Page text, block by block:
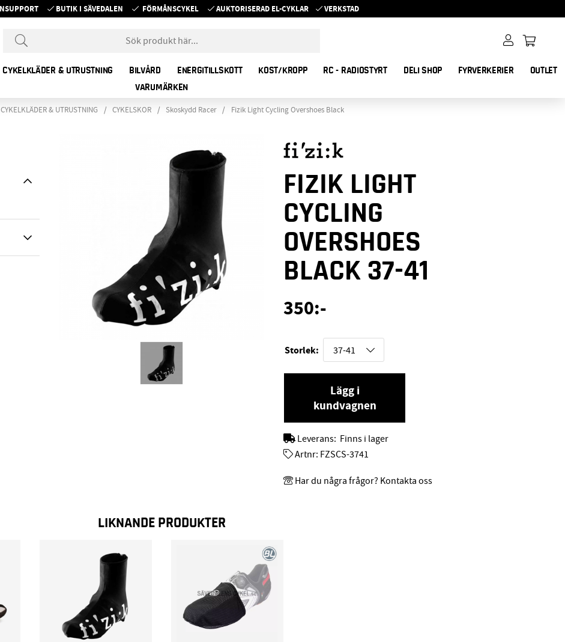
BUTIK I SÄVEDALEN FÖRMÅNSCYKEL AUKTORISERAD EL-CYKLAR VERKSTAD
CYKELKLÄDER & UTRUSTNING BILVÅRD ENERGITILLSKOTT KOST/KROPP RC - RADIOSTYRT DELI SHOP FYRVERKERIER
OUTLET
VARUMÄRKEN
CYKELKLÄDER & UTRUSTNING CYKELSKOR Skoskydd Racer Fizik Light Cycling Overshoes Black
FIZIK LIGHT
CYCLING
OVERSHOES
BLACK 37-41
350:-
Storlek:
Lägg i
kundvagnen
Leverans: Finns i lager
Artnr: FZSCS-3741
Har du några frågor? Kontakta oss
LIKNANDE PRODUKTER